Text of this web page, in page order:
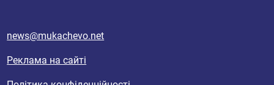
news@mukachevo.net
Реклама на сайті